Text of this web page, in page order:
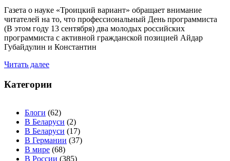
Газета о науке «Троицкий вариант» обращает внимание
читателей на то, что профессиональный День программиста
(В этом году 13 сентября) два молодых российских
программиста с активной гражданской позицией Айдар
Губайдулин и Константин
Читать далее
Категории
Блоги (62)
В Беларуси (2)
В Беларуси (17)
В Германии (37)
В мире (68)
В России (385)